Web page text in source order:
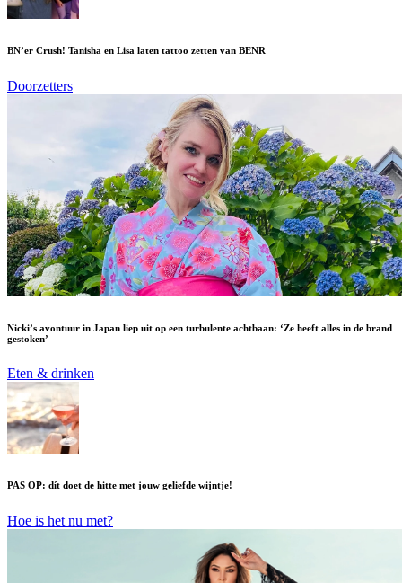
BN’er Crush! Tanisha en Lisa laten tattoo zetten van BENR
Doorzetters
Nicki’s avontuur in Japan liep uit op een turbulente achtbaan: ‘Ze heeft alles in de brand
gestoken’
Eten & drinken
PAS OP: dít doet de hitte met jouw geliefde wijntje!
Hoe is het nu met?